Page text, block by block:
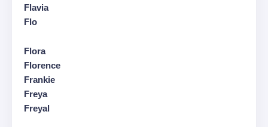
Flavia
Flo
Flora
Florence
Frankie
Freya
Freyal